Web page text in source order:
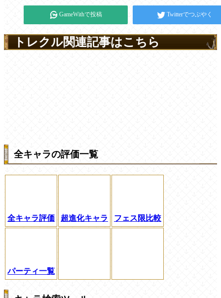
GameWithで投稿 Twitterでつぶやく
トレクル関連記事はこちら
全キャラの評価一覧
全キャラ評価 超進化キャラ フェス限比較
パーティ一覧